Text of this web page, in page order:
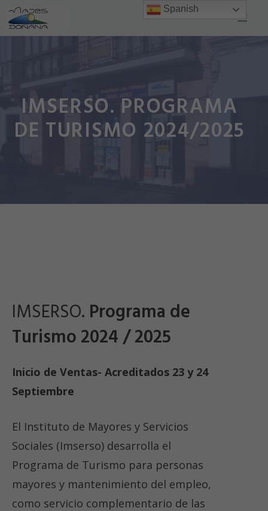
Saltar
IMSERSO. PROGRAMA
DE TURISMO 2024/2025
IMSERSO. Programa de
Turismo 2024 / 2025
Inicio de Ventas- Acreditados 23 y 24
Septiembre
El Instituto de Mayores y Servicios
Sociales (Imserso) desarrolla el
Programa de Turismo para personas
mayores y mantenimiento del empleo,
como servicio complementario de las
Spanish